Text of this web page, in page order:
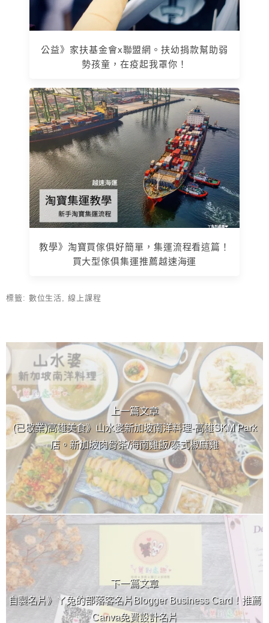
公益》家扶基金會x聯盟網。扶幼捐款幫助弱
勢孩童，在疫起我罩你！
教學》淘寶買傢俱好簡單，集運流程看這篇！
買大型傢俱集運推薦越速海運
標籤: 數位生活,線上課程
上 / 下一篇文章
上一篇文章
(已歇業)高雄美食》山水婆新加坡南洋料理-高雄SKM Park
店。新加坡肉骨茶/海南雞飯/泰式椒麻雞
下一篇文章
自製名片》ㄚ兔的部落客名片Blogger Business Card！推薦
Canva免費設計名片